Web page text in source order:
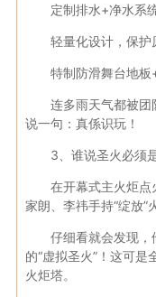
定制排水+净水系
轻量化设计，保护
特制防滑舞台地板
连多雨天气都被团
说一句：真係识玩！
3、谁说圣火必须
在开幕式主火炬点
家朗、李祎手持“绽放”
仔细看就会发现，
的“虚拟圣火”！这可
火炬塔。